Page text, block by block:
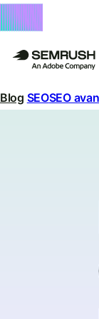
Blog SEOSEO